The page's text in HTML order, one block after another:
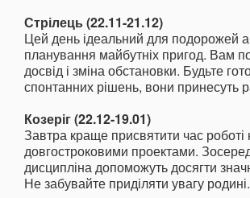
Стрілець (22.11-21.12)
Цей день ідеальний для подорожей
планування майбутніх пригод. Вам
досвід і зміна обстановки. Будьте
спонтанних рішень, вони принесуть
Козеріг (22.12-19.01)
Завтра краще присвятити час роботі
довгостроковими проектами.
дисципліна допоможуть досягти
Не забувайте приділяти увагу родині.